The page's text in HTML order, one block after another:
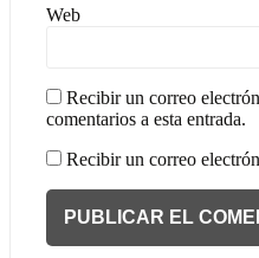
Web
Recibir un correo
comentarios a esta entrada.
Recibir un correo